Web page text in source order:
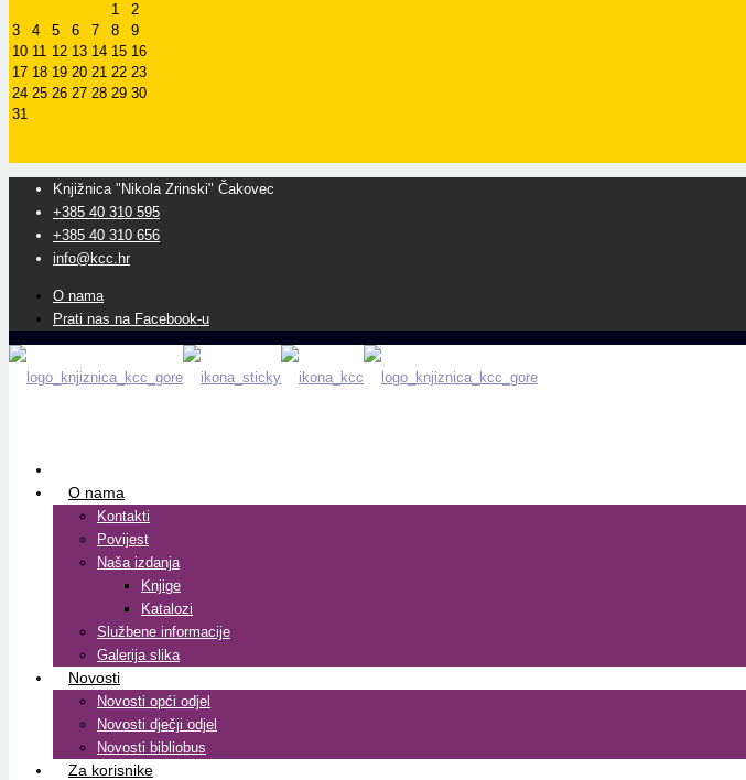
1
2
3
4 5 6 7 8
9
10 11 12 13 14 15 16
17 18 19 20 21 22 23
24 25 26 27 28 29 30
31
Knjižnica "Nikola Zrinski" Čakovec
+385 40 310 595
+385 40 310 656
info@kcc.hr
O nama
Prati nas na Facebook-u
O nama
Kontakti
Povijest
Naša izdanja
Knjige
Katalozi
Službene informacije
Galerija slika
Novosti
Novosti opći odjel
Novosti dječji odjel
Novosti bibliobus
Za korisnike